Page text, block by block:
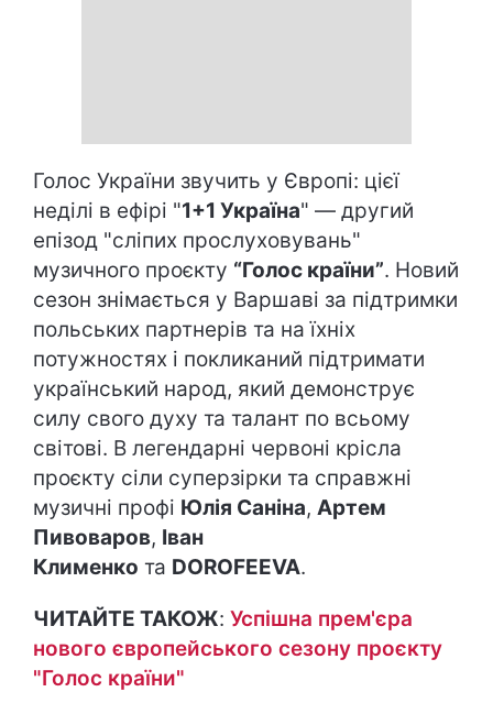
Голос України звучить у Європі: цієї
неділі в ефірі "1+1 Україна" — другий
епізод "сліпих прослуховувань"
музичного проєкту “Голос країни”. Новий
сезон знімається у Варшаві за підтримки
польських партнерів та на їхніх
потужностях і покликаний підтримати
український народ, який демонструє
силу свого духу та талант по всьому
світові. В легендарні червоні крісла
проєкту сіли суперзірки та справжні
музичні профі Юлія Саніна, Артем
Пивоваров, Іван
Клименко та DOROFEEVA.
ЧИТАЙТЕ ТАКОЖ: Успішна прем'єра
нового європейського сезону проєкту
"Голос країни"